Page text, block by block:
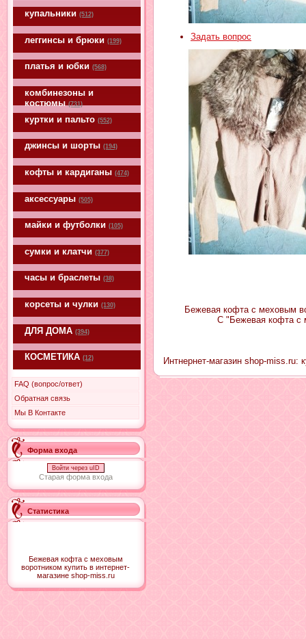
купальники (512)
леггинсы и брюки (199)
платья и юбки (568)
комбинезоны и
костюмы (731)
куртки и пальто (552)
джинсы и шорты (194)
кофты и кардиганы (474)
аксессуары (505)
майки и футболки (105)
сумки и клатчи (377)
часы и браслеты (38)
корсеты и чулки (130)
ДЛЯ ДОМА (394)
КОСМЕТИКА (12)
FAQ (вопрос/ответ)
Обратная связь
Мы В Контакте
Форма входа
Войти через uID
Старая форма входа
Статистика
Бежевая кофта с меховым
воротником купить в интернет-
магазине shop-miss.ru
Задать вопрос
Бежевая кофта с меховым
С "Бежевая кофта с
Интнернет-магазин shop-